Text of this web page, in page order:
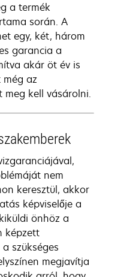
a termék
során. A
egy, két, három
garancia a
akár öt év is
még az
kell vásárolni.
nem
keresztül, akkor
képviselője a
önhöz a
képzett
szükséges
megjavítja